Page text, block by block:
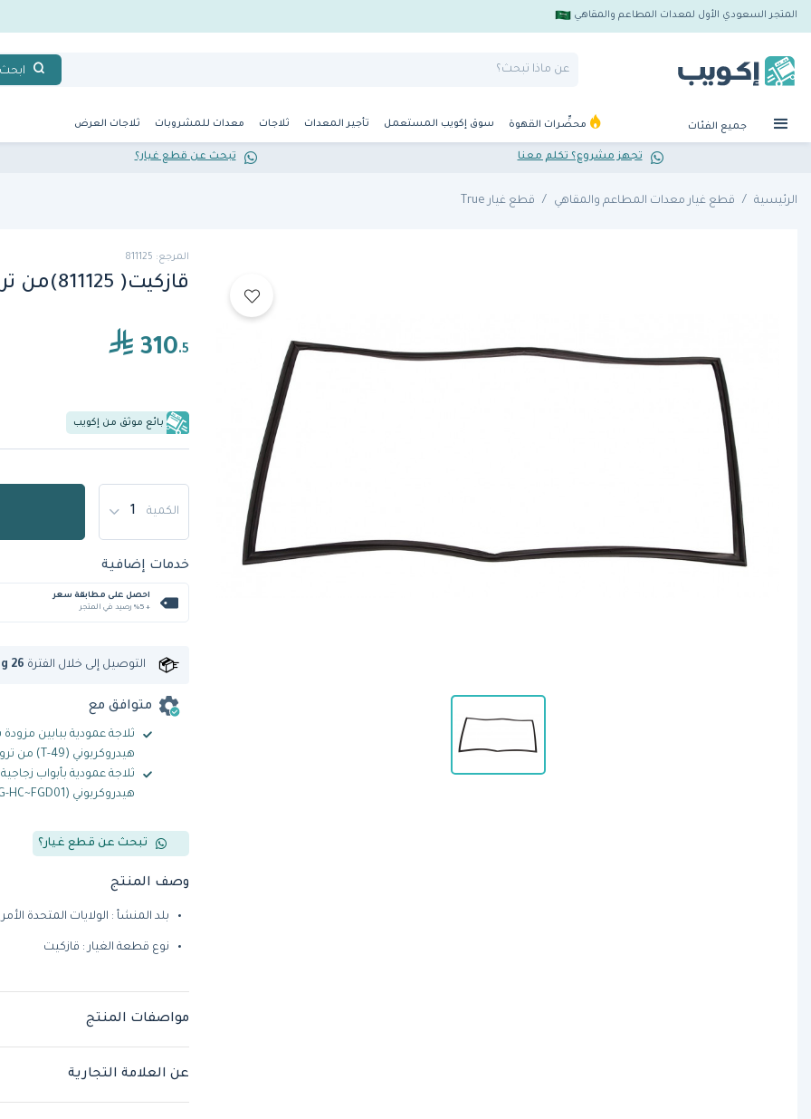
المتجر السعودي الأول لمعدات المطاعم والمقاهي
ابحث
جميع الفئات محضِّرات القهوة سوق إكويب المستعمل تأجير المعدات ثلاجات معدات للمشروبات ثلاجات العرض
تجهز مشروع؟ تكلم معنا تبحث عن قطع غيار؟
الرئيسية قطع غيار معدات المطاعم والمقاهي قطع غيار True
المرجع: 811125
قازكيت( 811125)من ترو
310.5
بائع موثق من إكويب
الكمية
خدمات إضافية
احصل على مطابقة سعر
+ %5 رصيد في المتجر
التوصيل إلى خلال الفترة 26
متوافق مع
ثلاجة عمودية ببابين مزودة
هيدروكربوني (T-49) من ترو
ثلاجة عمودية بأبواب
هيدروكربوني (T-49G-HC~FGD01) من ترو
تبحث عن قطع غيار؟
وصف المنتج
بلد المنشأ : الولايات المتحدة
نوع قطعة الغيار : قازكيت
مواصفات المنتج
عن العلامة التجارية